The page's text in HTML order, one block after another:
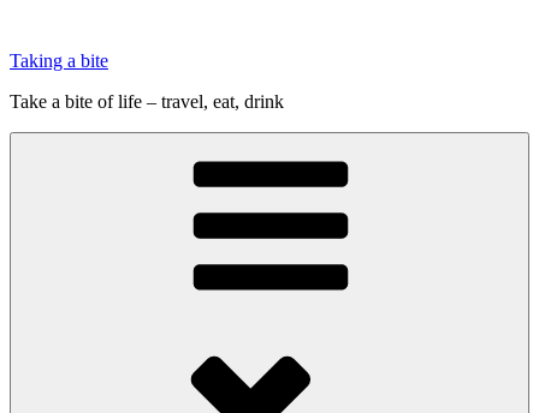
indhold
Taking a bite
Take a bite of life – travel, eat, drink